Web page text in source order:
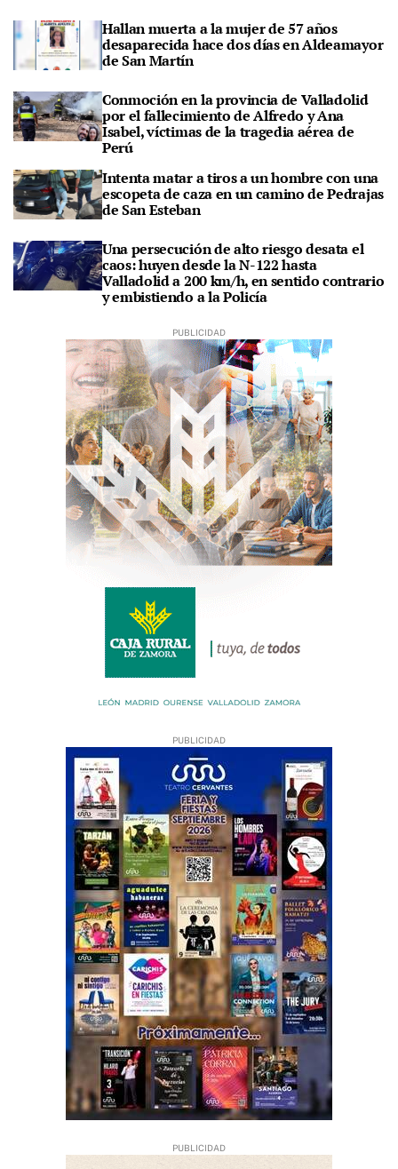
Hallan muerta a la mujer de 57 años
desaparecida hace dos días en Aldeamayor
de San Martín
Conmoción en la provincia de Valladolid
por el fallecimiento de Alfredo y Ana
Isabel, víctimas de la tragedia aérea de
Perú
Intenta matar a tiros a un hombre con una
escopeta de caza en un camino de Pedrajas
de San Esteban
Una persecución de alto riesgo desata el
caos: huyen desde la N-122 hasta
Valladolid a 200 km/h, en sentido contrario
y embistiendo a la Policía